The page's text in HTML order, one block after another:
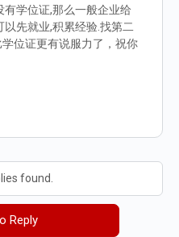
有学位证,那么一般企业给
先就业,积累经验.找第二
位证更有说服力了，祝你
found.
Reply